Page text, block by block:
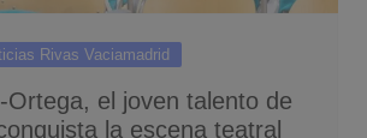
Rivas Vaciamadrid
Ortega, el joven talento de
la escena teatral